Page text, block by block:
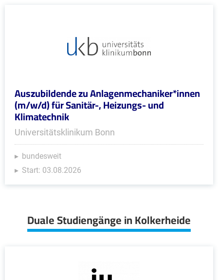
Auszubildende zu Anlagenmechaniker*innen
(m/w/d) für Sanitär-, Heizungs- und
Klimatechnik
Universitätsklinikum Bonn
bundesweit
Start: 03.08.2026
Duale Studiengänge in Kolkerheide